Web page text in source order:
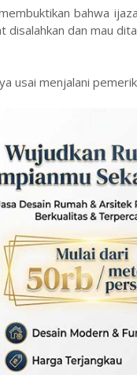
bahwa
disalahkan dan mau
usai menjalani